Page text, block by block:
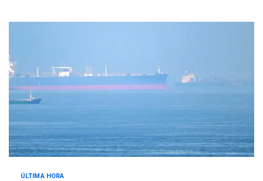
ÚLTIMA HORA